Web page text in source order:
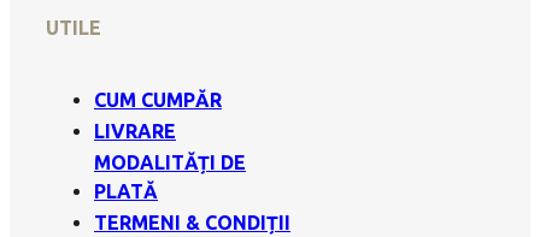
UTILE
CUM CUMPĂR
LIVRARE
MODALITĂȚI DE
PLATĂ
TERMENI & CONDIȚII